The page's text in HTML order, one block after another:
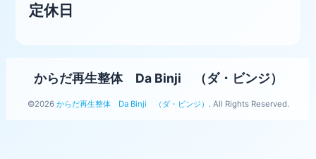
定休日
からだ再生整体 Da Binji （ダ・ビンジ）
©2026 からだ再生整体 Da Binji （ダ・ビンジ） . All Rights Reserved.